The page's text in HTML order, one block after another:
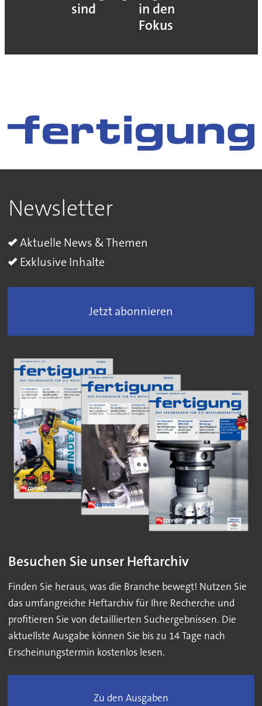
sind
in den
Fokus
Newsletter
Aktuelle News & Themen
Exklusive Inhalte
Jetzt abonnieren
Besuchen Sie unser Heftarchiv
Finden Sie heraus, was die Branche bewegt! Nutzen Sie
das umfangreiche Heftarchiv für Ihre Recherche und
profitieren Sie von detaillierten Suchergebnissen. Die
aktuellste Ausgabe können Sie bis zu 14 Tage nach
Erscheinungstermin kostenlos lesen.
Zu den Ausgaben